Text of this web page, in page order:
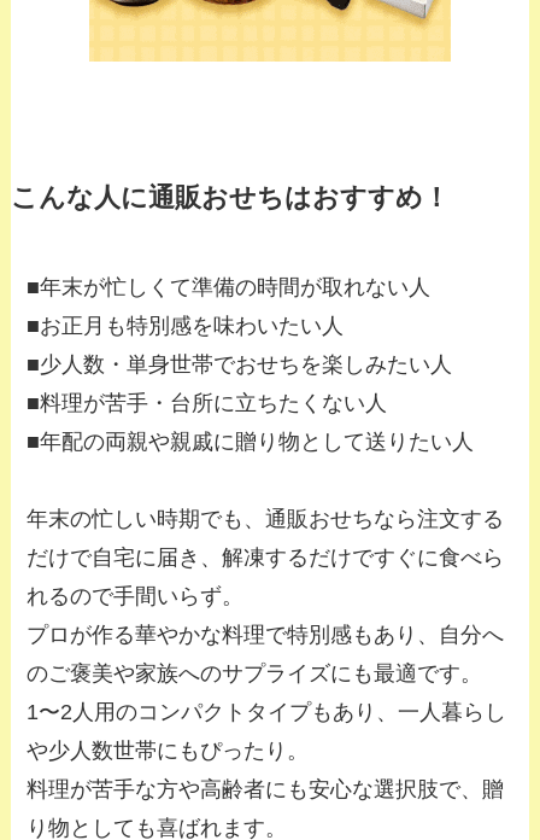
こんな人に通販おせちはおすすめ！
■年末が忙しくて準備の時間が取れない人
■お正月も特別感を味わいたい人
■少人数・単身世帯でおせちを楽しみたい人
■料理が苦手・台所に立ちたくない人
■年配の両親や親戚に贈り物として送りたい人
年末の忙しい時期でも、通販おせちなら注文する
だけで自宅に届き、解凍するだけですぐに食べら
れるので手間いらず。
プロが作る華やかな料理で特別感もあり、自分へ
のご褒美や家族へのサプライズにも最適です。
1〜2人用のコンパクトタイプもあり、一人暮らし
や少人数世帯にもぴったり。
料理が苦手な方や高齢者にも安心な選択肢で、贈
り物としても喜ばれます。